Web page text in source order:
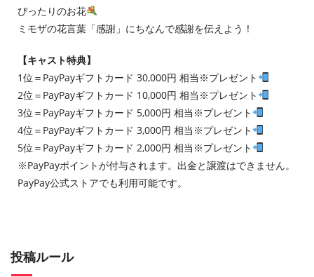
ぴったりのお花
ミモザの花言葉「感謝」にちなんで感謝を伝えよう！
【キャスト特典】
1位＝PayPayギフトカード 30,000円 相当※プレゼント
2位＝PayPayギフトカード 10,000円 相当※プレゼント
3位＝PayPayギフトカード 5,000円 相当※プレゼント
4位＝PayPayギフトカード 3,000円 相当※プレゼント
5位＝PayPayギフトカード 2,000円 相当※プレゼント
※PayPayポイントが付与されます。出金と譲渡はできません。
PayPay公式ストアでも利用可能です。
投稿ルール